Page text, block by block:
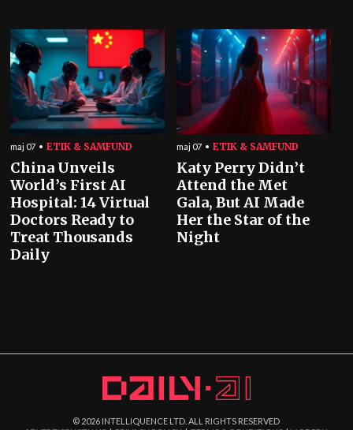
maj 07 ETIK & SAMFUND
China Unveils
World’s First AI
Hospital: 14 Virtual
Doctors Ready to
Treat Thousands
Daily
maj 07 ETIK & SAMFUND
Katy Perry Didn’t
Attend the Met
Gala, But AI Made
Her the Star of the
Night
© 2026 INTELLIQUENCE LTD. ALL RIGHTS RESERVED